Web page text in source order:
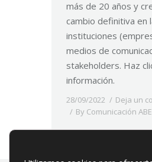
más de 20 años y
cambio definitiva en
instituciones
medios de
stakeholders. Haz
información.
28/09/2022 Deja un
By Comunicación ABE